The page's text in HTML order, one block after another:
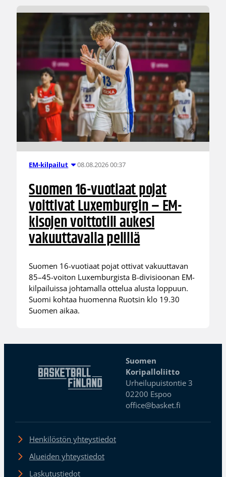
EM-kilpailut 08.08.2026 00:37
Suomen 16-vuotiaat pojat
voittivat Luxemburgin – EM-
kisojen voittotili aukesi
vakuuttavalla pelillä
Suomen 16-vuotiaat pojat ottivat vakuuttavan
85–45-voiton Luxemburgista B-divisioonan EM-
kilpailuissa johtamalla ottelua alusta loppuun.
Suomi kohtaa huomenna Ruotsin klo 19.30
Suomen aikaa.
Suomen
Koripalloliitto
Urheilupuistontie 3
02200 Espoo
office@basket.fi
Henkilöstön yhteystiedot
Alueiden yhteystiedot
Laskutustiedot